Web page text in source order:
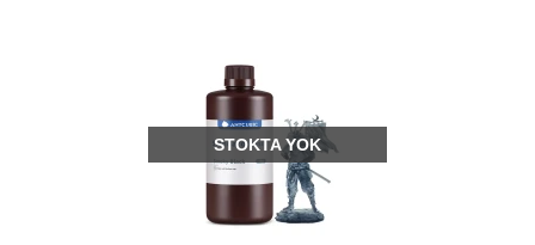
STOKTA YOK